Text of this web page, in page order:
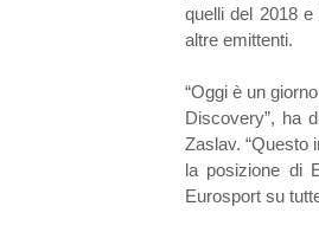
quelli del 2018
altre emittenti.
“Oggi è un
Discovery”, ha
Zaslav. “Questo
la posizione di
Eurosport su